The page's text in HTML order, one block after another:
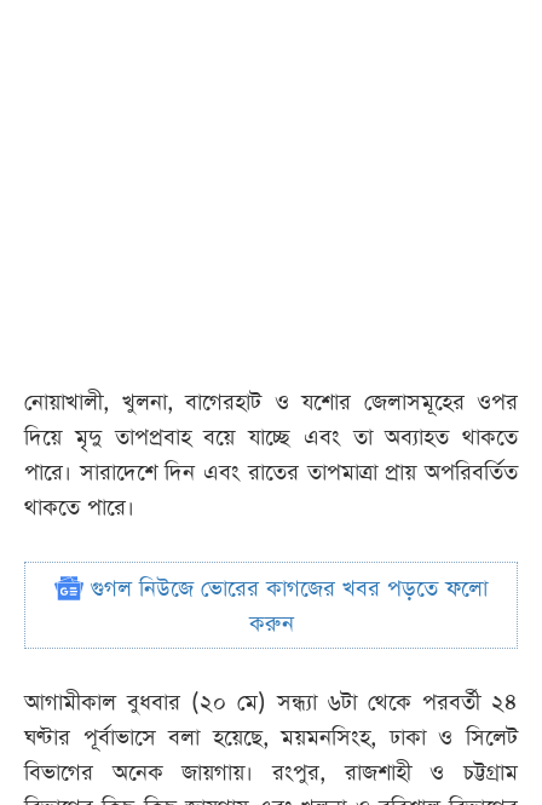
নোয়াখালী, খুলনা, বাগেরহাট ও যশোর জেলাসমূহের ওপর
দিয়ে মৃদু তাপপ্রবাহ বয়ে যাচ্ছে এবং তা অব্যাহত থাকতে
পারে। সারাদেশে দিন এবং রাতের তাপমাত্রা প্রায় অপরিবর্তিত
থাকতে পারে।
গুগল নিউজে ভোরের কাগজের খবর পড়তে ফলো
করুন
আগামীকাল বুধবার (২০ মে) সন্ধ্যা ৬টা থেকে পরবর্তী ২৪
ঘণ্টার পূর্বাভাসে বলা হয়েছে, ময়মনসিংহ, ঢাকা ও সিলেট
বিভাগের অনেক জায়গায়। রংপুর, রাজশাহী ও চট্টগ্রাম